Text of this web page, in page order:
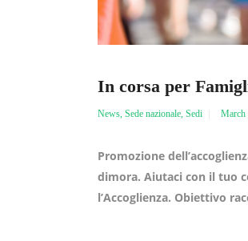
In corsa per
News, Sede nazionale, Sedi March
Promozione
dimora. Aiutaci con il tuo
l’Accoglienza. Obiettivo